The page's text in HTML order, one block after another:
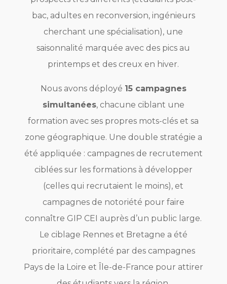
bac, adultes en reconversion, ingénieurs
cherchant une spécialisation), une
saisonnalité marquée avec des pics au
printemps et des creux en hiver.
Nous avons déployé 15 campagnes
simultanées, chacune ciblant une
formation avec ses propres mots-clés et sa
zone géographique. Une double stratégie a
été appliquée : campagnes de recrutement
ciblées sur les formations à développer
(celles qui recrutaient le moins), et
campagnes de notoriété pour faire
connaître GIP CEI auprès d’un public large.
Le ciblage Rennes et Bretagne a été
prioritaire, complété par des campagnes
Pays de la Loire et Île-de-France pour attirer